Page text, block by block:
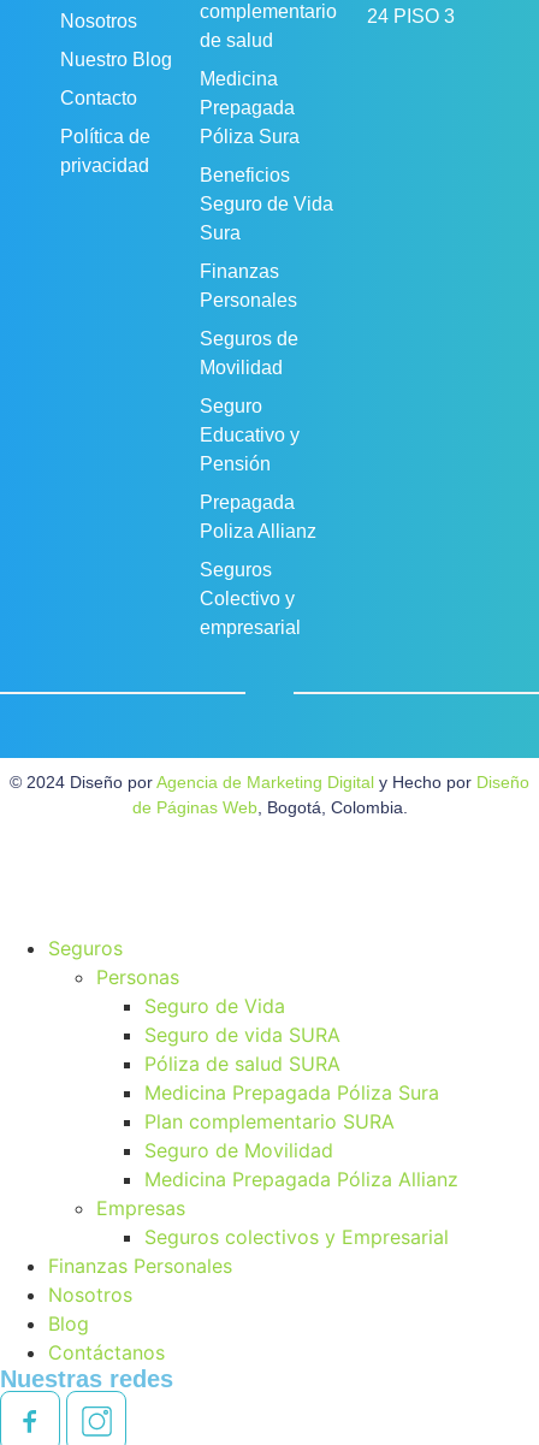
Nosotros
Nuestro Blog
Contacto
Política de
privacidad
complementario
de salud
Medicina
Prepagada
Póliza Sura
Beneficios
Seguro de Vida
Sura
Finanzas
Personales
Seguros de
Movilidad
Seguro
Educativo y
Pensión
Prepagada
Poliza Allianz
Seguros
Colectivo y
empresarial
24 PISO 3
© 2024 Diseño porAgencia de Marketing Digital y Hecho por Diseño
de Páginas Web, Bogotá, Colombia.
Seguros
Personas
Seguro de Vida
Seguro de vida SURA
Póliza de salud SURA
Medicina Prepagada Póliza Sura
Plan complementario SURA
Seguro de Movilidad
Medicina Prepagada Póliza Allianz
Empresas
Seguros colectivos y Empresarial
Finanzas Personales
Nosotros
Blog
Contáctanos
Nuestras redes